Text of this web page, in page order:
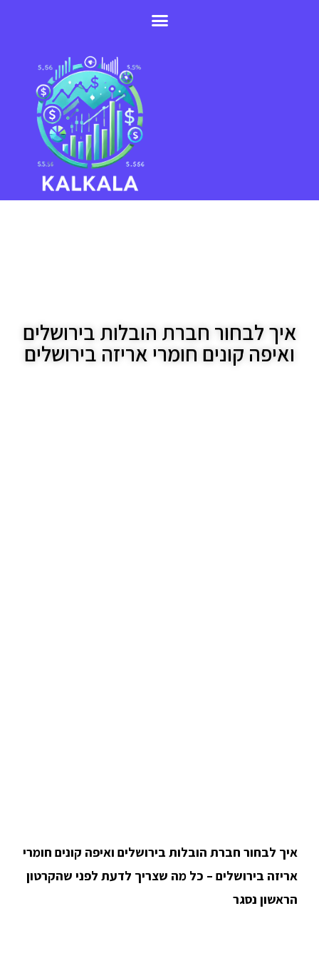
איך לבחור חברת הובלות בירושלים
ואיפה קונים חומרי אריזה בירושלים
איך לבחור חברת הובלות בירושלים ואיפה קונים חומרי
אריזה בירושלים – כל מה שצריך לדעת לפני שהקרטון
הראשון נסגר